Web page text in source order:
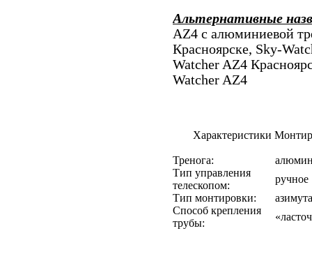
Альтернативные
AZ4 с алюминиевой
Красноярске, Sky-
Watcher AZ4
Watcher AZ4
Характеристики
Тренога:
Тип управления
телескопом:
ручное
Тип монтировки:
Способ крепления
трубы: